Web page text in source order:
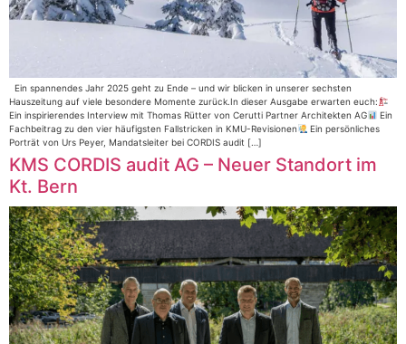
Ein spannendes Jahr 2025 geht zu Ende – und wir blicken in unserer sechsten
Hauszeitung auf viele besondere Momente zurück.In dieser Ausgabe erwarten euch:
Ein inspirierendes Interview mit Thomas Rütter von Cerutti Partner Architekten AG
Ein
Fachbeitrag zu den vier häufigsten Fallstricken in KMU-Revisionen
Ein persönliches
Porträt von Urs Peyer, Mandatsleiter bei CORDIS audit […]
KMS CORDIS audit AG – Neuer Standort im
Kt. Bern